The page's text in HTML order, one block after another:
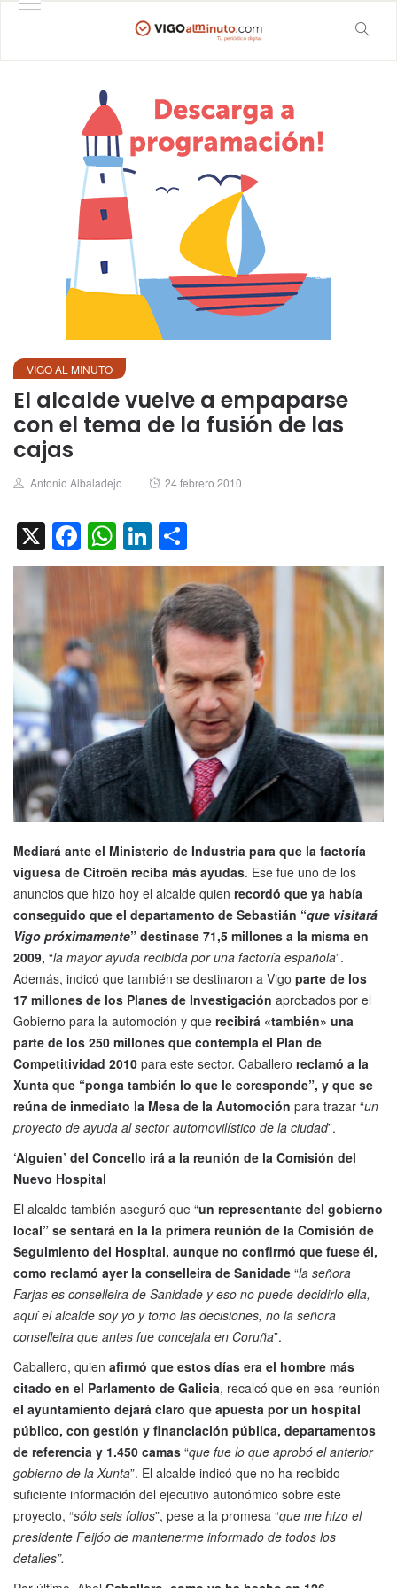
VIGO AL MINUTO
El alcalde vuelve a empaparse
con el tema de la fusión de las
cajas
Author
Antonio Albaladejo
Posted
24 febrero 2010
X Facebook
WhatsApp
LinkedIn
Mediará ante el Ministerio de Industria para que la factoría
viguesa de Citroën reciba más ayudas. Ese fue uno de los
anuncios que hizo hoy el alcalde quien recordó que ya había
conseguido que el departamento de Sebastián “que visitará
Vigo próximamente” destinase 71,5 millones a la misma en
2009, “la mayor ayuda recibida por una factoría española”.
Además, indicó que también se destinaron a Vigo parte de los
17 millones de los Planes de Investigación aprobados por el
Gobierno para la automoción y que recibirá «también» una
parte de los 250 millones que contempla el Plan de
Competitividad 2010 para este sector. Caballero reclamó a la
Xunta que “ponga también lo que le coresponde”, y que se
reúna de inmediato la Mesa de la Automoción para trazar “un
proyecto de ayuda al sector automovilístico de la ciudad”.
‘Alguien’ del Concello irá a la reunión de la Comisión del
Nuevo Hospital
El alcalde también aseguró que “un representante del gobierno
local” se sentará en la la primera reunión de la Comisión de
Seguimiento del Hospital, aunque no confirmó que fuese él,
como reclamó ayer la conselleira de Sanidade “la señora
Farjas es conselleira de Sanidade y eso no puede decidirlo ella,
aquí el alcalde soy yo y tomo las decisiones, no la señora
conselleira que antes fue concejala en Coruña”.
Caballero, quien afirmó que estos días era el hombre más
citado en el Parlamento de Galicia, recalcó que en esa reunión
el ayuntamiento dejará claro que apuesta por un hospital
público, con gestión y financiación pública, departamentos
de referencia y 1.450 camas “que fue lo que aprobó el anterior
gobierno de la Xunta”. El alcalde indicó que no ha recibido
suficiente información del ejecutivo autonómico sobre este
proyecto, “sólo seis folios”, pese a la promesa “que me hizo el
presidente Feijóo de mantenerme informado de todos los
detalles”.